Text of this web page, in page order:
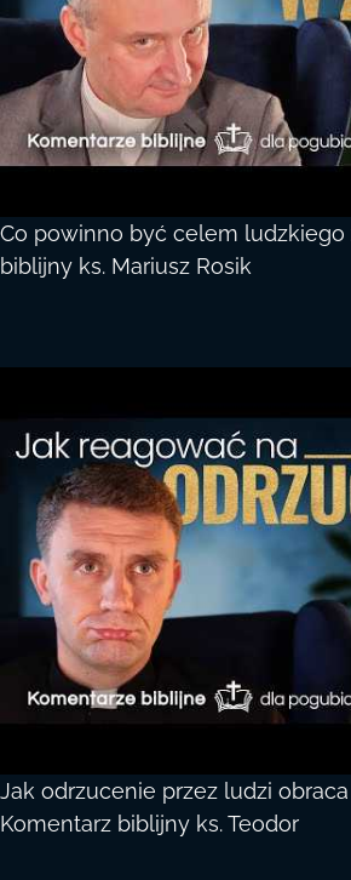
Co powinno być celem ludzkiego
biblijny ks. Mariusz Rosik
Jak odrzucenie przez ludzi
Komentarz biblijny ks. Teodor